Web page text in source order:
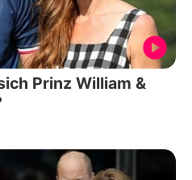
Prinz William &